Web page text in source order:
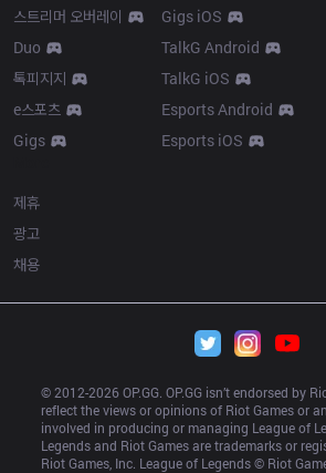
스트리머 오버레이
Duo
톡피지지
e스포츠
Gigs
Gigs iOS
TalkG Android
TalkG iOS
Esports Android
Esports iOS
제휴
광고
채용
© 2012-2026 OP.GG. OP.GG isn’t endorsed by
reflect the views or opinions of Riot Games or
involved in producing or managing League of
Legends and Riot Games are trademarks or
Riot Games, Inc. League of Legends © Riot